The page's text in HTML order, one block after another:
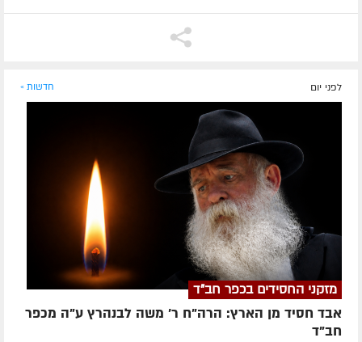
לפני יום חדשות »
מזקני החסידים בכפר חב"ד
אבד חסיד מן הארץ: הרה"ח ר' משה לבנהרץ ע"ה מכפר
חב"ד